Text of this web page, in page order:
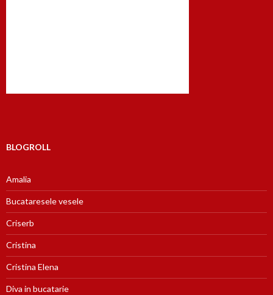
BLOGROLL
Amalia
Bucataresele vesele
Criserb
Cristina
Cristina Elena
Diva in bucatarie